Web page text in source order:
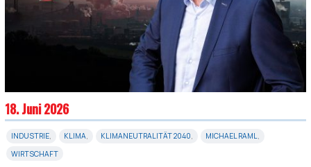
18. Juni 2026
INDUSTRIE, KLIMA, KLIMANEUTRALITÄT 2040, MICHAEL RAML,
WIRTSCHAFT